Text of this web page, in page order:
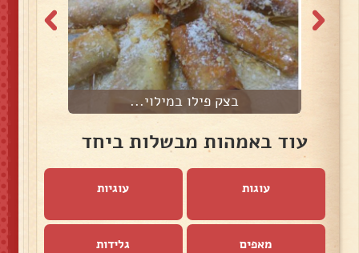
בצק פילו במילוי...
עוד באמהות מבשלות ביחד
עוגות עוגיות
מאפים גלידות